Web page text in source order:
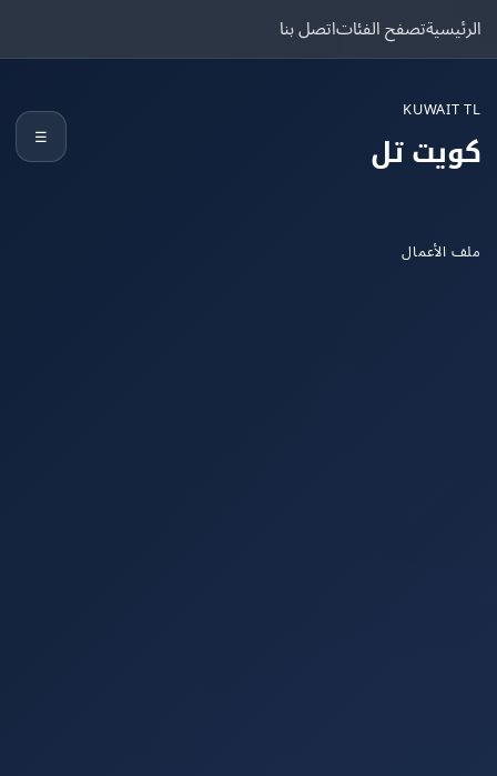
تصفح الفئاتاتصل بنا
تل